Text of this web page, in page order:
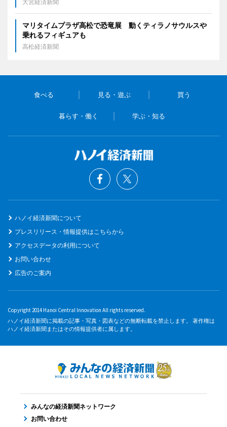
大宮経済新聞
マリタイムプラザ高松で恐竜展 動くティラノサウルスや
乗れるフィギュアも
高松経済新聞
食べる 見る・遊ぶ 買う
暮らす・働く 学ぶ・知る
ハノイ経済新聞について
プレスリリース・情報提供はこちらから
アクセスデータの利用について
お問い合わせ
広告のご案内
Copyright 2014 Hanoi Central Innovation All rights reserved.
ハノイ経済新聞に掲載の記事・写真・図表などの無断転載を禁止します。 著作権は
ハノイ経済新聞またはその情報提供者に属します。
みんなの経済新聞ネットワーク
お問い合わせ